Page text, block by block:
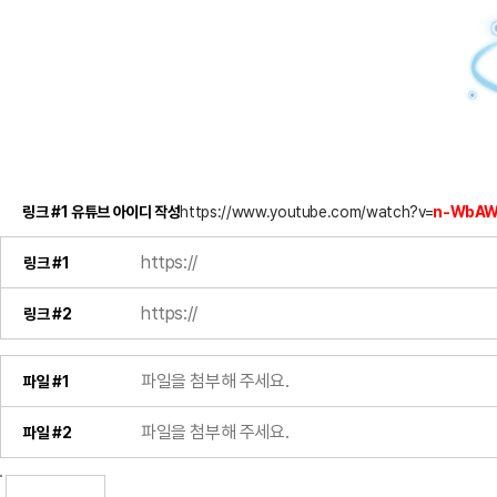
링크 #1 유튜브 아이디 작성https://www.youtube.com/watch?v=n-
링크 #1
링크 #2
파일 #1
파일 #2